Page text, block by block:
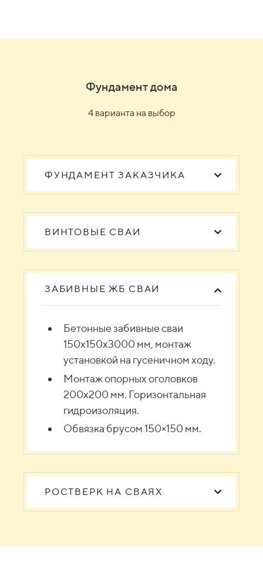
Фундамент дома
4 варианта на выбор
ФУНДАМЕНТ ЗАКАЗЧИКА
ВИНТОВЫЕ СВАИ
ЗАБИВНЫЕ ЖБ СВАИ
Бетонные забивные сваи
150х150х3000 мм, монтаж
установкой на гусеничном ходу.
Монтаж опорных оголовков
200х200 мм. Горизонтальная
гидроизоляция.
Обвязка брусом 150×150 мм.
РОСТВЕРК НА СВАЯХ